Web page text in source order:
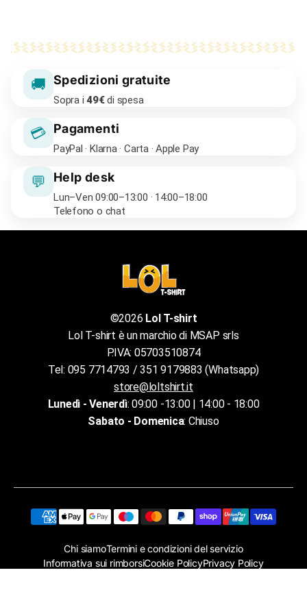
🚚 Spedizioni gratuite
Sopra i49€di spesa
💳 Pagamenti
PayPal · Klarna · Carta · Apple Pay
💬 Help desk
Lun–Ven 09:00–13:00 · 14:00–18:00
Telefono o chat
©2026 Lol T-shirt
Lol T-shirt è un marchio di MSAP srls
P.IVA: 05703510874
Tel: 095 7714793 / 351 9179883 (Whatsapp)
store@loltshirt.it
Lunedì - Venerdì: 09:00 -13:00 | 14:00 - 18:00
Sabato - Domenica: Chiuso
Chi siamoTermini e condizioni del servizio
Informativa sui rimborsiCookie PolicyPrivacy Policy